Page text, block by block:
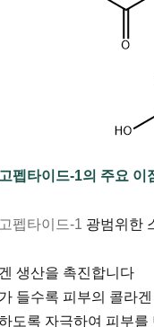
펩타이드-1의 주요 이
펩타이드-1 광범위한
생산을 촉진합니다
들수록 피부의 콜라
도록 자극하여 피부